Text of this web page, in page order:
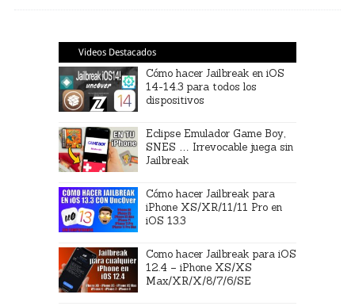
Videos Destacados
Cómo hacer Jailbreak en iOS
14-14.3 para todos los
dispositivos
Eclipse Emulador Game Boy,
SNES … Irrevocable juega sin
Jailbreak
Cómo hacer Jailbreak para
iPhone XS/XR/11/11 Pro en
iOS 13.3
Como hacer Jailbreak para iOS
12.4 – iPhone XS/XS
Max/XR/X/8/7/6/SE